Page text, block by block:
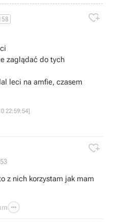

zaglądać do tych
leci na amfie, czasem
22:59:54]

z nich korzystam jak mam
